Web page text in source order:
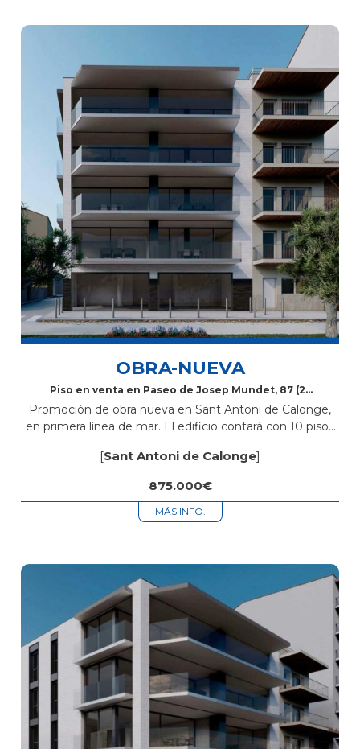
OBRA-NUEVA
Piso en venta en Paseo de Josep Mundet, 87 (2º
Promoción de obra nueva en Sant Antoni de Calonge,
en primera línea de mar. El edificio contará con 10 pisos
[Sant Antoni de Calonge]
875.000€
MÁS INFO.